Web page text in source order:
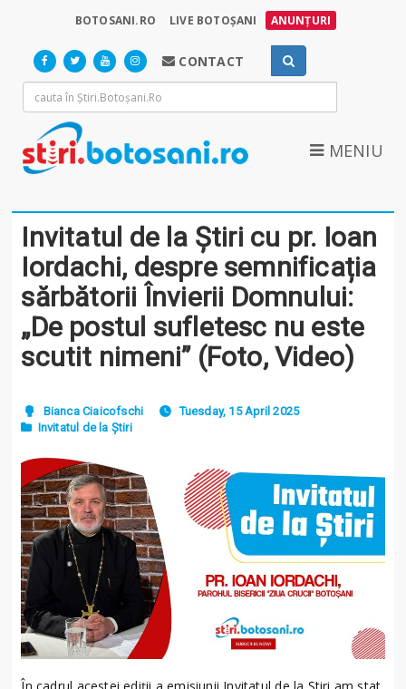
BOTOSANI.RO LIVE BOTOȘANI ANUNȚURI
CONTACT
MENIU
Invitatul de la Știri cu pr. Ioan
Iordachi, despre semnificația
sărbătorii Învierii Domnului:
„De postul sufletesc nu este
scutit nimeni” (Foto, Video)
Bianca Ciaicofschi
Tuesday, 15 April 2025
Invitatul de la Știri
În cadrul acestei ediții a emisiunii Invitatul de la Știri am stat